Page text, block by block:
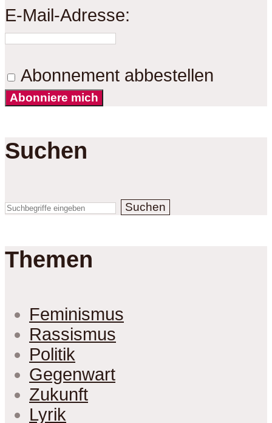
E-Mail-Adresse:
Abonnement abbestellen
Abonniere mich
Suchen
Suchen
Themen
Feminismus
Rassismus
Politik
Gegenwart
Zukunft
Lyrik